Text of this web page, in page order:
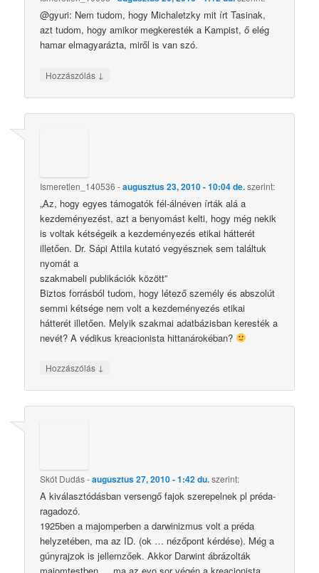
@gyuri: Nem tudom, hogy Michaletzky mit írt Tasinak,
azt tudom, hogy amikor megkeresték a Kampist, ő elég
hamar elmagyarázta, miről is van szó.
Hozzászólás ↓
Ismeretlen_140536 -augusztus 23, 2010 - 10:04 de.szerint:
„Az, hogy egyes támogatók fél-álnéven írták alá a
kezdeményezést, azt a benyomást kelti, hogy még nekik
is voltak kétségeik a kezdeményezés etikai hátterét
illetően. Dr. Sápi Attila kutató vegyésznek sem találtuk
nyomát a
szakmabeli publikációk között”
Biztos forrásból tudom, hogy létező személy és abszolút
semmi kétsége nem volt a kezdeményezés etikai
hátterét illetően. Melyik szakmai adatbázisban keresték a
nevét? A védikus kreacionista hittanárokéban?
Hozzászólás ↓
Skót Dudás-augusztus 27, 2010 - 1:42 du.szerint:
A kiválasztódásban versengő fajok szerepelnek pl préda-
ragadozó.
1925ben a majomperben a darwinizmus volt a préda
helyzetében, ma az ID. (ok … nézőpont kérdése). Még a
gúnyrajzok is jellemzőek. Akkor Darwint ábrázolták